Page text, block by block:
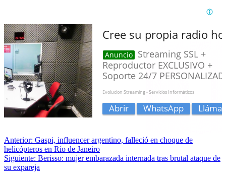
Anterior: Gaspi, influencer argentino, falleció en choque de
helicópteros en Río de Janeiro
Siguiente: Berisso: mujer embarazada internada tras brutal ataque de
su expareja